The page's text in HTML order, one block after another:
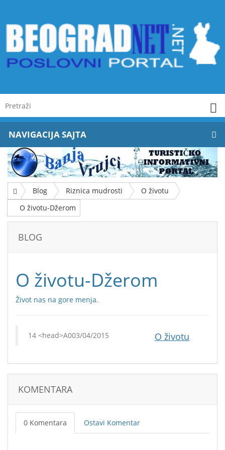
NAVIGACIJA SAJTA
Blog Riznica mudrosti
O životu
O životu-Džerom
BLOG
O životu-Džerom
Život nas na gore menja.
O životu
03/04/2015
KOMENTARA
0 Komentara Ostavi Komentar